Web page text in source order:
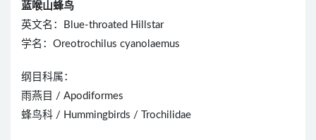
蓝喉山蜂鸟
英文名：Blue-throated Hillstar
学名：Oreotrochilus cyanolaemus
纲目科属：
雨燕目 / Apodiformes
蜂鸟科 / Hummingbirds / Trochilidae